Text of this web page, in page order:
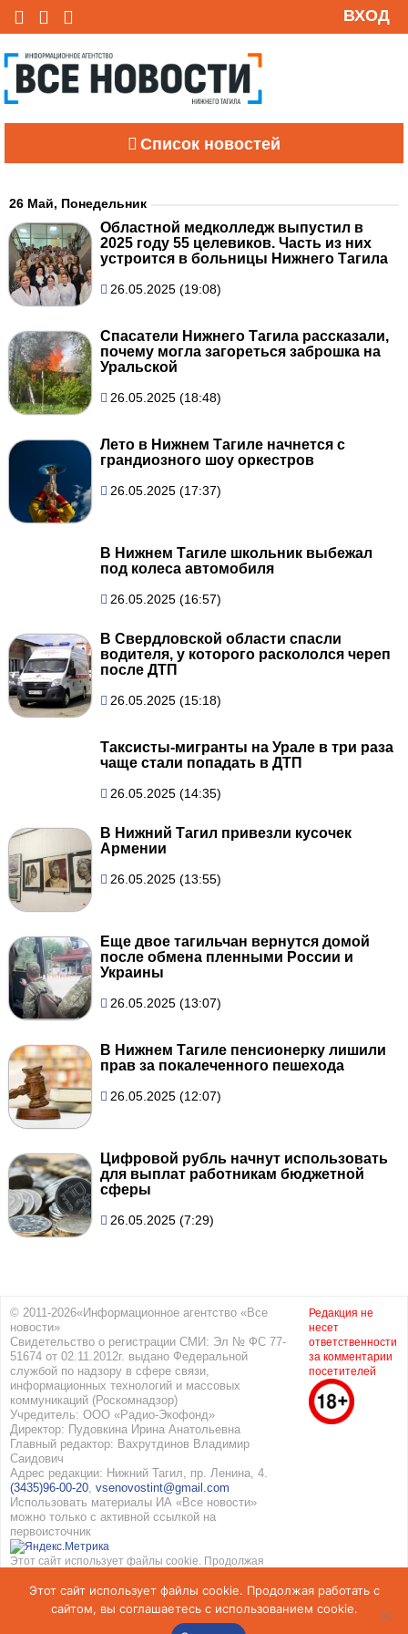
ВХОД
Список новостей
26 Май, Понедельник
Областной медколледж выпустил в
2025 году 55 целевиков. Часть из них
устроится в больницы Нижнего Тагила
26.05.2025 (19:08)
Спасатели Нижнего Тагила рассказали,
почему могла загореться заброшка на
Уральской
26.05.2025 (18:48)
Лето в Нижнем Тагиле начнется с
грандиозного шоу оркестров
26.05.2025 (17:37)
В Нижнем Тагиле школьник выбежал
под колеса автомобиля
26.05.2025 (16:57)
В Свердловской области спасли
водителя, у которого раскололся череп
после ДТП
26.05.2025 (15:18)
Таксисты-мигранты на Урале в три раза
чаще стали попадать в ДТП
26.05.2025 (14:35)
В Нижний Тагил привезли кусочек
Армении
26.05.2025 (13:55)
Еще двое тагильчан вернутся домой
после обмена пленными России и
Украины
26.05.2025 (13:07)
В Нижнем Тагиле пенсионерку лишили
прав за покалеченного пешехода
26.05.2025 (12:07)
Цифровой рубль начнут использовать
для выплат работникам бюджетной
сферы
26.05.2025 (7:29)
© 2011-2026«Информационное агентство «Все
новости»
Свидетельство о регистрации СМИ: Эл № ФС 77-
51674 от 02.11.2012г. выдано Федеральной
службой по надзору в сфере связи,
информационных технологий и массовых
коммуникаций (Роскомнадзор)
Учредитель: ООО «Радио-Экофонд»
Директор: Пудовкина Ирина Анатольевна
Главный редактор: Вахрутдинов Владимир
Саидович
Адрес редакции: Нижний Тагил, пр. Ленина, 4.
(3435)96-00-20 vsenovostint@gmail.com
Использовать материалы ИА «Все новости»
можно только с активной ссылкой на
первоисточник
Этот сайт использует файлы cookie. Продолжая
использованием cookie. Подробнее вПолитике
конфиденциальностииСоглашение об обработке
персональных данных
Редакция не
несет
ответственности
за комментарии
посетителей
Этот сайт использует файлы cookie. Продолжая работать с
сайтом, вы соглашаетесь с использованием cookie.